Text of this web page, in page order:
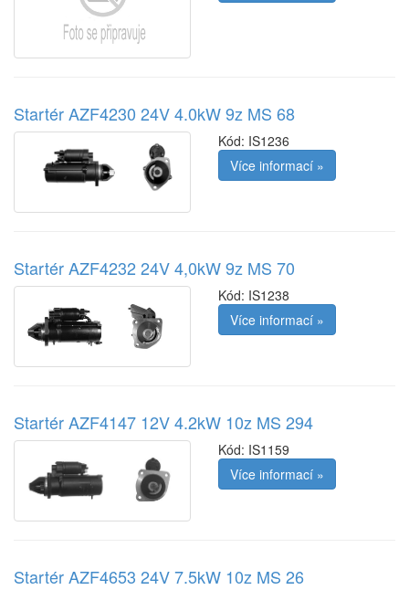
Startér AZF4230 24V 4.0kW 9z MS 68
Kód: IS1236
Více informací »
Startér AZF4232 24V 4,0kW 9z MS 70
Kód: IS1238
Více informací »
Startér AZF4147 12V 4.2kW 10z MS 294
Kód: IS1159
Více informací »
Startér AZF4653 24V 7.5kW 10z MS 26